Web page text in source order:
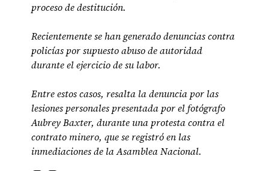
proceso de destitución.
Recientemente se han generado denuncias contra
policías por supuesto abuso de autoridad
durante el ejercicio de su labor.
Entre estos casos, resalta la denuncia por las
lesiones personales presentada por el fotógrafo
Aubrey Baxter, durante una protesta contra el
contrato minero, que se registró en las
inmediaciones de la Asamblea Nacional.